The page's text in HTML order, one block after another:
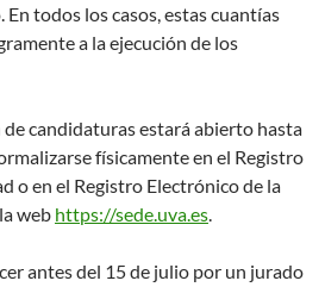
En todos los casos, estas cuantías
a la ejecución de los
candidaturas estará abierto hasta
físicamente en el Registro
o en el Registro Electrónico de la
web https://sede.uva.es.
antes del 15 de julio por un jurado